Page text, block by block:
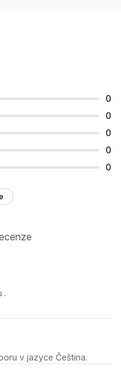
0
0
0
0
0
.
v jazyce Čeština.